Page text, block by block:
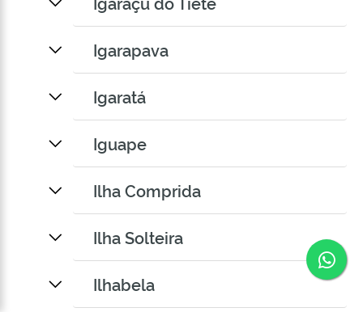
Igarapava
Igaratá
Iguape
Ilha Comprida
Ilha Solteira
Ilhabela